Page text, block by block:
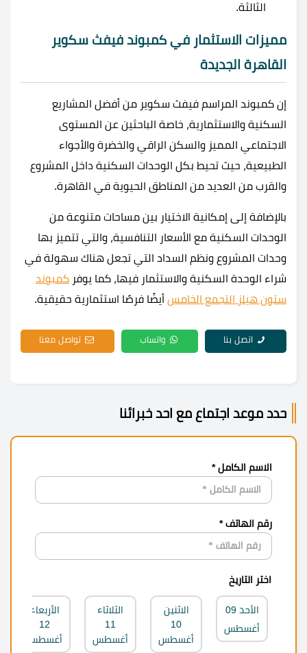
الثالثة.
مميزات الاستثمار في كمبوند فيفث سكوير
القاهرة الجديدة
إن كمبوند المراسم فيفث سكوير من أفضل المشاريع
السكنية والاستثمارية، خاصة الباحثين عن المستوى
الاجتماعي المميز والسكن الراقي والخضرة والأجواء
الطبيعية، حيث تحيط بكل الوحدات السكنية داخل المشروع
والقرب من العديد من المناطق الحيوية في القاهرة.
بالإضافة إلى إمكانية الاختيار بين مساحات متنوعة من
الوحدات السكنية مع الأسعار التنافسية، والتي تتميز بها
وحدات المشروع ونظم السداد التي تجعل هناك سهولة في
شراء الوحدة السكنية والاستثمار فيها، كما يوفر كمبوند
ستون هيلز التجمع الخامس أيضًا فرصًا استثمارية حقيقية.
اتصل بنا واتساب تواصل معنا
حدد موعد اجتماع مع احد خبرائنا
الاسم الكامل *
رقم الهاتف *
اختر التاريخ
الأحد 09
أغسطس
الاثنين
10
أغسطس
الثلاثاء
11
أغسطس
الأربعاء
12
أغسطس